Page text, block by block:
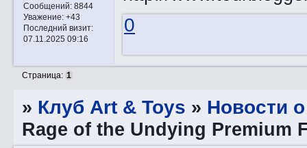
Сообщений:8844
Уважение: +43
Последний визит:
07.11.2025 09:16
0
Страница: 1
» Клуб Art & Toys » Новости
Rage of the Undying Premium